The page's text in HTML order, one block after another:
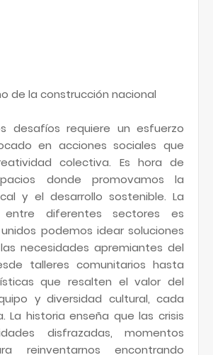
de la construcción nacional
desafíos requiere un esfuerzo
en acciones sociales que
colectiva. Es hora de
donde promovamos la
y el desarrollo sostenible. La
entre diferentes sectores es
podemos idear soluciones
necesidades apremiantes del
talleres comunitarios hasta
que resalten el valor del
y diversidad cultural, cada
La historia enseña que las crisis
disfrazadas, momentos
reinventarnos encontrando